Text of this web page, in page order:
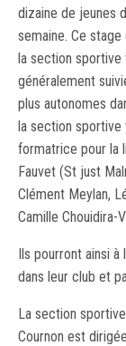
dizaine de jeunes
semaine. Ce
la section sportive
généralement
plus autonomes
la section sportive
formatrice pour la
Fauvet (St just
Clément Meylan,
Camille Chouidira-
Ils pourront ainsi à
dans leur club et
La section
Cournon est